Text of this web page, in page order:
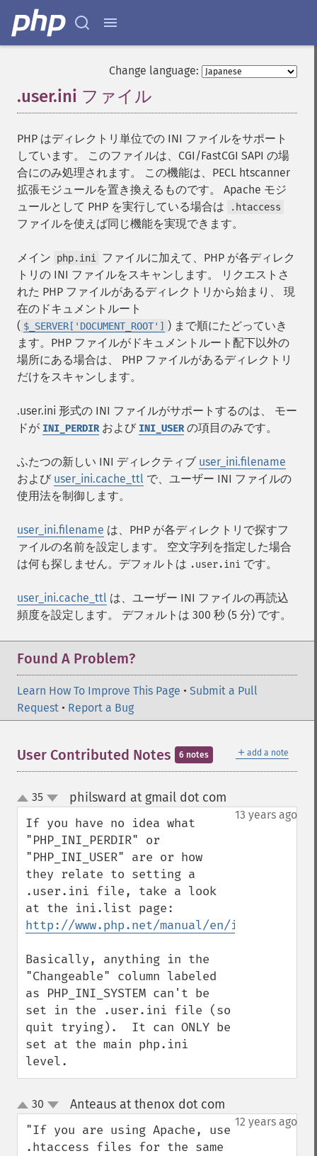
Change language:
.user.ini ファイル
PHP はディレクトリ単位での INI ファイルをサポート
しています。 このファイルは、CGI/FastCGI SAPI の場
合にのみ処理されます。 この機能は、PECL htscanner
拡張モジュールを置き換えるものです。 Apache モジ
ュールとして PHP を実行している場合は
.htaccess
ファイルを使えば同じ機能を実現できます。
メイン php.ini
ファイルに加えて、PHP が各ディレク
トリの INI ファイルをスキャンします。 リクエストさ
れた PHP ファイルがあるディレクトリから始まり、 現
在のドキュメントルート
( $_SERVER['DOCUMENT_ROOT'] ) まで順にたどっていき
ます。PHP ファイルがドキュメントルート配下以外の
場所にある場合は、 PHP ファイルがあるディレクトリ
だけをスキャンします。
.user.ini 形式の INI ファイルがサポートするのは、 モー
ドが INI_PERDIRおよび INI_USERの項目のみです。
ふたつの新しい INI ディレクティブ user_ini.filename
および user_ini.cache_ttl で、ユーザー INI ファイルの
使用法を制御します。
user_ini.filename は、PHP が各ディレクトリで探すフ
ァイルの名前を設定します。 空文字列を指定した場合
は何も探しません。デフォルトは .user.ini です。
user_ini.cache_ttl は、ユーザー INI ファイルの再読込
頻度を設定します。 デフォルトは 300 秒 (5 分) です。
Found A Problem?
Learn How To Improve This Page • Submit a Pull
Request • Report a Bug
＋ add a note
User Contributed Notes 6 notes
up
down
35 philsward at gmail dot com
13 years ago
If you have no idea what
"PHP_INI_PERDIR" or
"PHP_INI_USER" are or how
they relate to setting a
.user.ini file, take a look
http://www.php.net/manual/en/ini.list.php
Basically, anything in the
"Changeable" column labeled
as PHP_INI_SYSTEM can't be
set in the .user.ini file (so
quit trying).  It can ONLY be
set at the main php.ini
level.
up
down
30 Anteaus at thenox dot com
12 years ago
"If you are using Apache, use
.htaccess files for the same